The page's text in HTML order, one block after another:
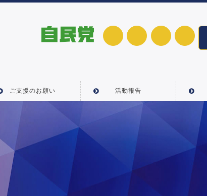
ご支援のお願い 活動報告